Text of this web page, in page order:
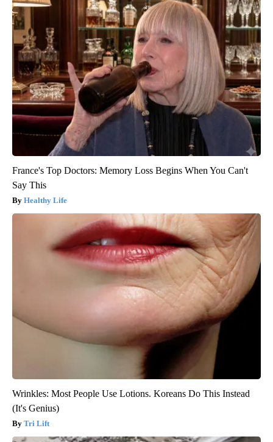
France's Top Doctors: Memory Loss Begins When You Can't
Say This
Healthy Life
Wrinkles: Most People Use Lotions. Koreans Do This Instead
(It's Genius)
Tri Lift